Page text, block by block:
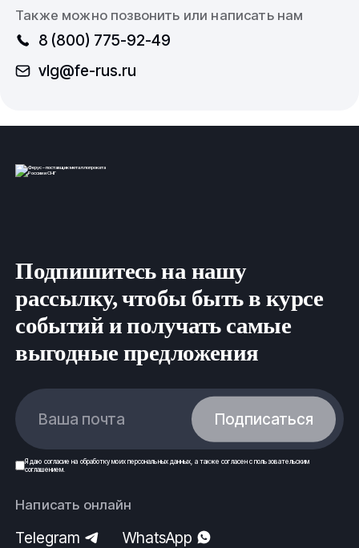
Также можно позвонить или написать нам
8 (800) 775-92-49
vlg@fe-rus.ru
Подпишитесь на нашу
рассылку, чтобы быть в курсе
событий и получать самые
выгодные предложения
Ваша почта Подписаться
Я даю согласие на обработку моих персональных данных , а также согласен спользовательским
соглашением.
Написать онлайн
Telegram
WhatsApp